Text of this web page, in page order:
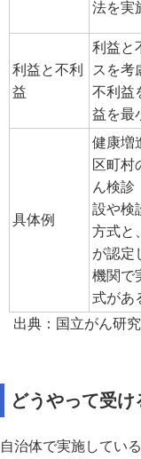
法を実
利益と不利
益
利益と
スを考
不利益
益を最
具体例
健康増
区町村
ん検診
設や検
方式と
が認定
機関で
式があ
出典：国立がん研
どうやって受け
自治体で実施してい